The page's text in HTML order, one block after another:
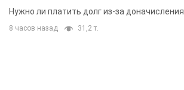
вынес неожиданное решение
Нужно ли платить долг из-за доначисления
8 часов назад 31,2 т.